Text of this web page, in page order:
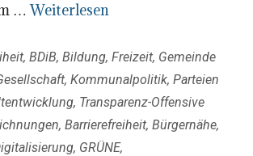
…Weiterlesen
, BDiB, Bildung, Freizeit, Gemeinde
, Kommunalpolitik, Parteien
, Transparenz-Offensive
, Barrierefreiheit, Bürgernähe,
, GRÜNE,